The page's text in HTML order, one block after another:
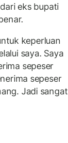
eks bupati
keperluan
saya. Saya
sepeser
sepeser
Jadi sangat